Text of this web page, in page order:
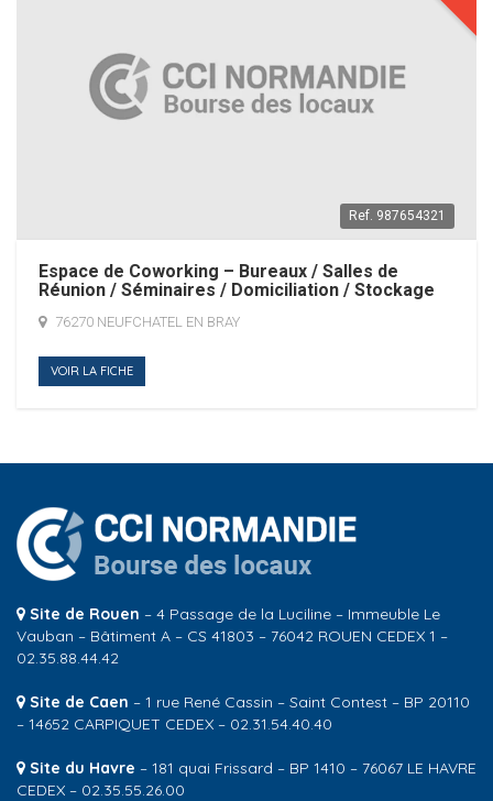
Ref. 987654321
Espace de Coworking – Bureaux / Salles de
Réunion / Séminaires / Domiciliation / Stockage
76270 NEUFCHATEL EN BRAY
VOIR LA FICHE
Site de Rouen – 4 Passage de la Luciline – Immeuble Le
Vauban – Bâtiment A – CS 41803 – 76042 ROUEN CEDEX 1 –
02.35.88.44.42
Site de Caen – 1 rue René Cassin – Saint Contest – BP 20110
– 14652 CARPIQUET CEDEX – 02.31.54.40.40
Site du Havre – 181 quai Frissard – BP 1410 – 76067 LE HAVRE
CEDEX – 02.35.55.26.00